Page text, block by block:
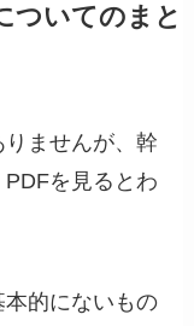
ついてのまと
ませんが、幹
を見るとわ
的にないもの